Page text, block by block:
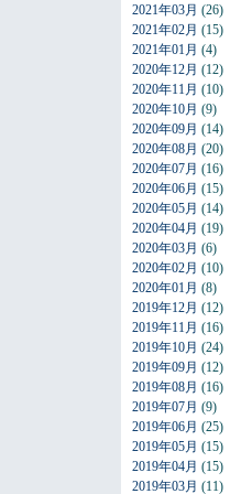
2021年03月 (26)
2021年02月 (15)
2021年01月 (4)
2020年12月 (12)
2020年11月 (10)
2020年10月 (9)
2020年09月 (14)
2020年08月 (20)
2020年07月 (16)
2020年06月 (15)
2020年05月 (14)
2020年04月 (19)
2020年03月 (6)
2020年02月 (10)
2020年01月 (8)
2019年12月 (12)
2019年11月 (16)
2019年10月 (24)
2019年09月 (12)
2019年08月 (16)
2019年07月 (9)
2019年06月 (25)
2019年05月 (15)
2019年04月 (15)
2019年03月 (11)